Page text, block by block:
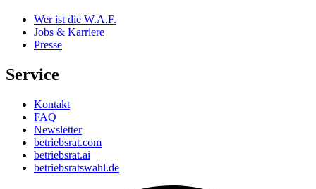
Wer ist die W.A.F.
Jobs & Karriere
Presse
Service
Kontakt
FAQ
Newsletter
betriebsrat.com
betriebsrat.ai
betriebsratswahl.de